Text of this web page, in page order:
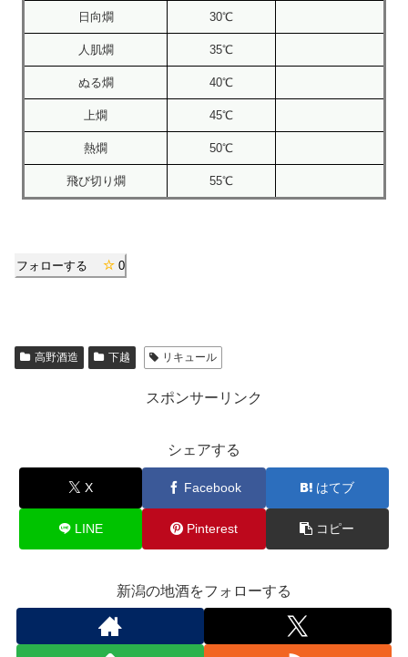
日向燗 30℃
人肌燗 35℃
ぬる燗 40℃
上燗 45℃
熱燗 50℃
飛び切り燗 55℃
フォローする 0
高野酒造 下越 リキュール
スポンサーリンク
シェアする
X Facebook はてブ
LINE Pinterest コピー
新潟の地酒をフォローする